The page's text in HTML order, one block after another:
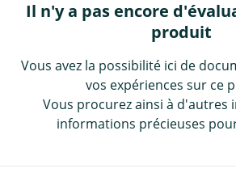
Il n'y a pas encore
produit
Vous avez la possibilité ici de
vos expériences sur ce
Vous procurez ainsi à d'autres
informations précieuses